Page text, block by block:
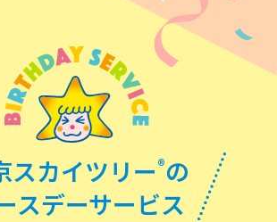
スカイツリー®の
スデーサービス